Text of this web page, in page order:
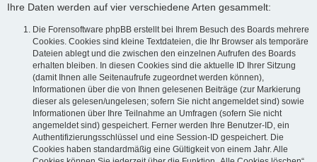
Ihre Daten werden auf vier verschiedene Arten gesammelt:
Die Forensoftware phpBB erstellt bei Ihrem Besuch des Boards mehrere
Cookies. Cookies sind kleine Textdateien, die Ihr Browser als temporäre
Dateien ablegt und die zwischen den einzelnen Aufrufen des Boards
erhalten bleiben. In diesen Cookies sind die aktuelle ID Ihrer Sitzung
(damit Ihnen alle Seitenaufrufe zugeordnet werden können),
Informationen über die von Ihnen gelesenen Beiträge (zur Markierung
dieser als gelesen/ungelesen; sofern Sie nicht angemeldet sind) sowie
Informationen über Ihre Teilnahme an Umfragen (sofern Sie nicht
angemeldet sind) gespeichert. Ferner werden Ihre Benutzer-ID, ein
Authentifizierungsschlüssel und eine Session-ID gespeichert. Die
Cookies haben standardmäßig eine Gültigkeit von einem Jahr. Alle